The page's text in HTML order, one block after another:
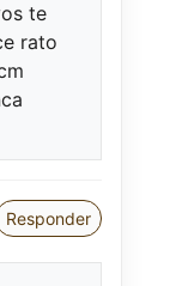
te
rato
Responder